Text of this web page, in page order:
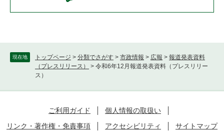
現在地 トップページ > 分類でさがす > 市政情報 > 広報 > 報道発表資料
（プレスリリース）
> 令和6年12月報道発表資料（プレスリリー
ス）
ご利用ガイド
個人情報の取扱い
リンク・著作権・免責事項
アクセシビリティ サイトマップ